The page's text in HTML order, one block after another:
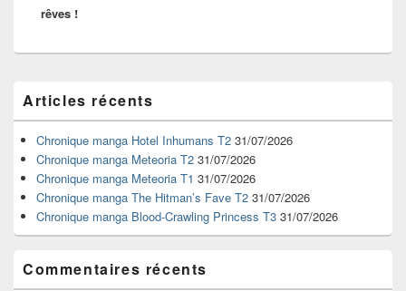
rêves !
principale
de
widget
pour
barre
latérale
Articles récents
Chronique manga Hotel Inhumans T2 31/07/2026
Chronique manga Meteoria T2 31/07/2026
Chronique manga Meteoria T1 31/07/2026
Chronique manga The Hitman’s Fave T2 31/07/2026
Chronique manga Blood-Crawling Princess T3 31/07/2026
Commentaires récents